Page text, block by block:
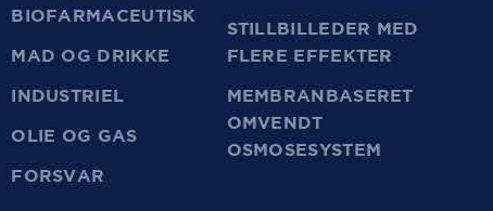
BIOFARMACEUTISK
MAD OG DRIKKE
INDUSTRIEL
OLIE OG GAS
FORSVAR
STILLBILLEDER MED
FLERE EFFEKTER
MEMBRANBASERET
OMVENDT
OSMOSESYSTEM